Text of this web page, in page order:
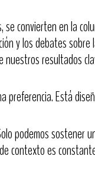
convierten en la
y los debates
nuestros resultados
preferencia. Está
podemos sostener
contexto es